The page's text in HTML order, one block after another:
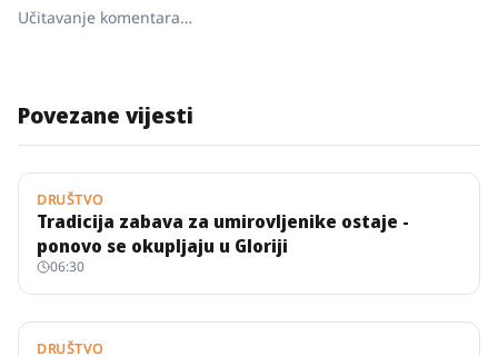
Učitavanje komentara…
Povezane vijesti
DRUŠTVO
Tradicija zabava za umirovljenike ostaje -
ponovo se okupljaju u Gloriji
06:30
DRUŠTVO